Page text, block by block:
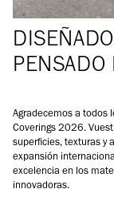
PENSADO
Agradecemos a todos
Coverings 2026.
superficies, texturas y
expansión
excelencia en los
innovadoras.